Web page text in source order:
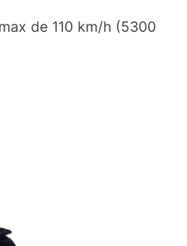
de 110 km/h (5300